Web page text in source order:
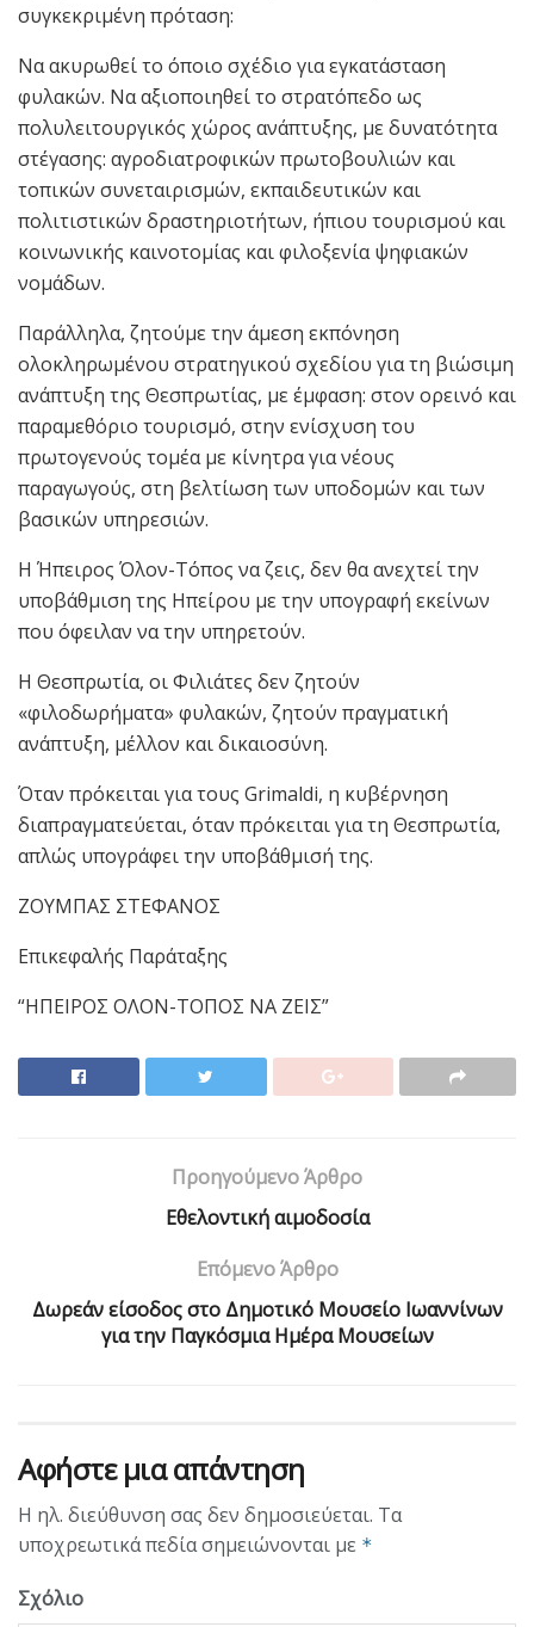
συγκεκριμένη πρόταση:
Να ακυρωθεί το όποιο σχέδιο για εγκατάσταση
φυλακών. Να αξιοποιηθεί το στρατόπεδο ως
πολυλειτουργικός χώρος ανάπτυξης, με δυνατότητα
στέγασης: αγροδιατροφικών πρωτοβουλιών και
τοπικών συνεταιρισμών, εκπαιδευτικών και
πολιτιστικών δραστηριοτήτων, ήπιου τουρισμού και
κοινωνικής καινοτομίας και φιλοξενία ψηφιακών
νομάδων.
Παράλληλα, ζητούμε την άμεση εκπόνηση
ολοκληρωμένου στρατηγικού σχεδίου για τη βιώσιμη
ανάπτυξη της Θεσπρωτίας, με έμφαση: στον ορεινό και
παραμεθόριο τουρισμό, στην ενίσχυση του
πρωτογενούς τομέα με κίνητρα για νέους
παραγωγούς, στη βελτίωση των υποδομών και των
βασικών υπηρεσιών.
Η Ήπειρος Όλον-Τόπος να ζεις, δεν θα ανεχτεί την
υποβάθμιση της Ηπείρου με την υπογραφή εκείνων
που όφειλαν να την υπηρετούν.
Η Θεσπρωτία, οι Φιλιάτες δεν ζητούν
«φιλοδωρήματα» φυλακών, ζητούν πραγματική
ανάπτυξη, μέλλον και δικαιοσύνη.
Όταν πρόκειται για τους Grimaldi, η κυβέρνηση
διαπραγματεύεται, όταν πρόκειται για τη Θεσπρωτία,
απλώς υπογράφει την υποβάθμισή της.
ΖΟΥΜΠΑΣ ΣΤΕΦΑΝΟΣ
Επικεφαλής Παράταξης
“ΗΠΕΙΡΟΣ ΟΛΟΝ-ΤΟΠΟΣ ΝΑ ΖΕΙΣ”
Προηγούμενο Άρθρο
Eθελοντική αιμοδοσία
Επόμενο Άρθρο
Δωρεάν είσοδος στο Δημοτικό Μουσείο Ιωαννίνων
για την Παγκόσμια Ημέρα Μουσείων
Αφήστε μια απάντηση
Η ηλ. διεύθυνση σας δεν δημοσιεύεται. Τα
υποχρεωτικά πεδία σημειώνονται με *
Σχόλιο